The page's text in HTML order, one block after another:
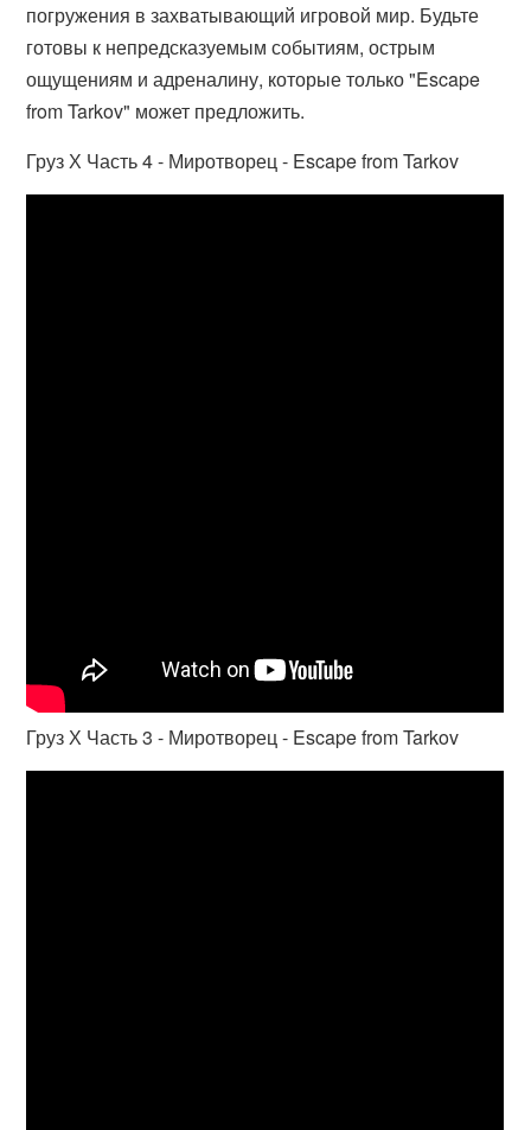
погружения в захватывающий игровой мир. Будьте
готовы к непредсказуемым событиям, острым
ощущениям и адреналину, которые только "Escape
from Tarkov" может предложить.
Груз Х Часть 4 - Миротворец - Escape from Tarkov
Груз Х Часть 3 - Миротворец - Escape from Tarkov